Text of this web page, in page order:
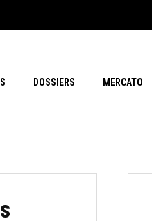
DOSSIERS MERCATO